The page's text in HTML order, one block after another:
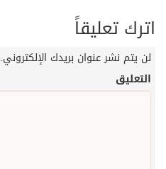
اترك تعليقاً
لن يتم نشر عنوان بريدك الإلكتروني.
التعليق